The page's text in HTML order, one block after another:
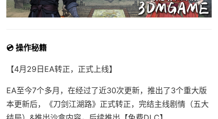
💿 操作秘籍
【4月29日EA转正，正式上线】
EA至今7个多月，在经过了近30次更新，推出了3个重大版
本更新后，《刀剑江湖路》正式转正，完结主线剧情（五大